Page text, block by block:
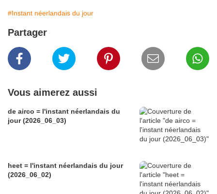
#Instant néerlandais du jour
Partager
Vous aimerez aussi
de airco = l'instant néerlandais du
jour (2026_06_03)
heet = l'instant néerlandais du jour
(2026_06_02)